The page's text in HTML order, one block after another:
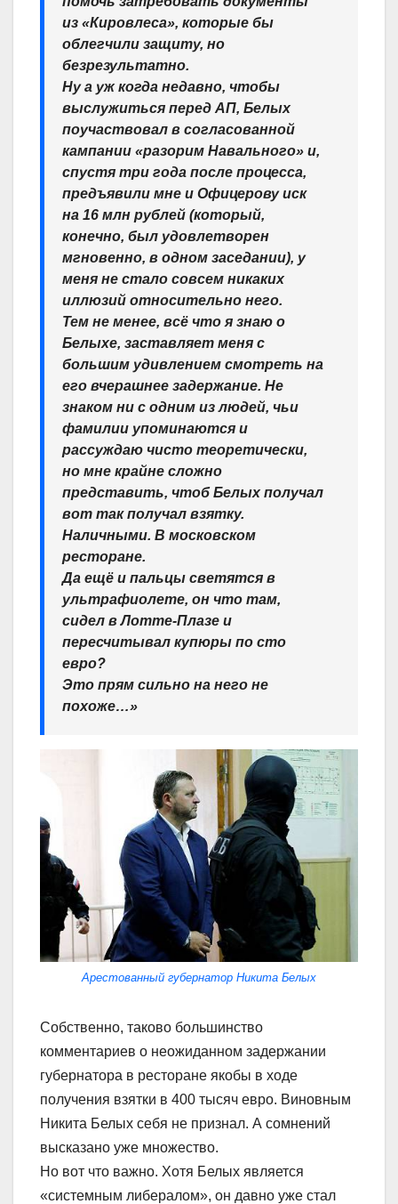
из «Кировлеса», которые бы
облегчили защиту, но
безрезультатно.
Ну а уж когда недавно, чтобы
выслужиться перед АП, Белых
поучаствовал в согласованной
кампании «разорим Навального» и,
спустя три года после процесса,
предъявили мне и Офицерову иск
на 16 млн рублей (который,
конечно, был удовлетворен
мгновенно, в одном заседании), у
меня не стало совсем никаких
иллюзий относительно него.
Тем не менее, всё что я знаю о
Белыхе, заставляет меня с
большим удивлением смотреть на
его вчерашнее задержание. Не
знаком ни с одним из людей, чьи
фамилии упоминаются и
рассуждаю чисто теоретически,
но мне крайне сложно
представить, чтоб Белых получал
вот так получал взятку.
Наличными. В московском
ресторане.
Да ещё и пальцы светятся в
ультрафиолете, он что там,
сидел в Лотте-Плазе и
пересчитывал купюры по сто
евро?
Это прям сильно на него не
похоже…»
Арестованный губернатор Никита Белых
Собственно, таково большинство
комментариев о неожиданном задержании
губернатора в ресторане якобы в ходе
получения взятки в 400 тысяч евро. Виновным
Никита Белых себя не признал. А сомнений
высказано уже множество.
Но вот что важно. Хотя Белых является
«системным либералом», он давно уже стал